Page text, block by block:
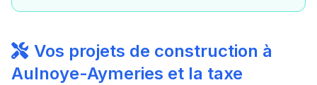
Vos projets de construction à
Aulnoye-Aymeries et la taxe